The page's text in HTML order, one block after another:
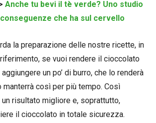
Anche tu bevi il tè verde? Uno studio
che ha sul cervello
la preparazione delle nostre ricette, in
se vuoi rendere il cioccolato
un po’ di burro, che lo renderà
manterrà così per più tempo. Così
risultato migliore e, soprattutto,
il cioccolato in totale sicurezza.